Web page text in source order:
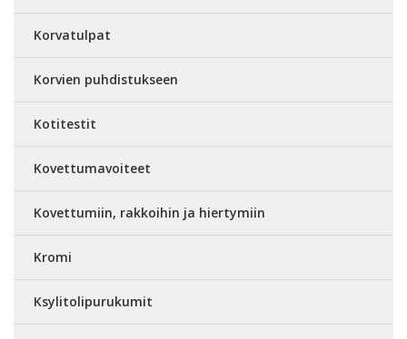
Korvatulpat
Korvien puhdistukseen
Kotitestit
Kovettumavoiteet
Kovettumiin, rakkoihin ja hiertymiin
Kromi
Ksylitolipurukumit